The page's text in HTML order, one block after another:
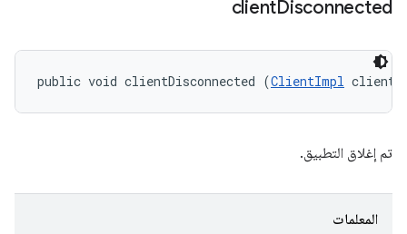
clientDisconnected
public void clientDisconnected (ClientImpl client)
تم إغلاق التطبيق.
المعلمات